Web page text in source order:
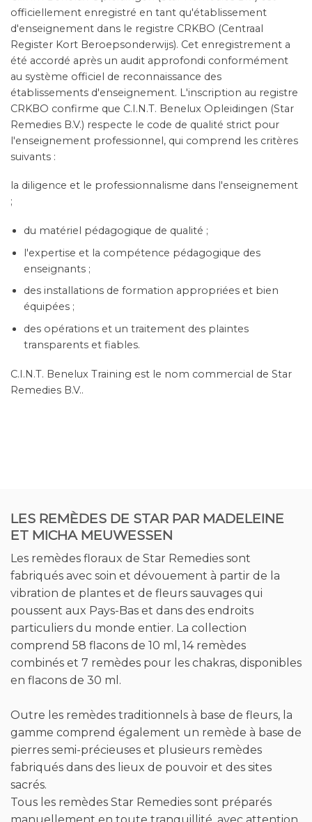
été accordé après un audit approfondi conformément
au système officiel de reconnaissance des
établissements d'enseignement. L'inscription au registre
CRKBO confirme que C.I.N.T. Benelux Opleidingen (Star
Remedies B.V.) respecte le code de qualité strict pour
l'enseignement professionnel, qui comprend les critères
suivants :
la diligence et le professionnalisme dans l'enseignement
;
des installations de formation appropriées et bien
équipées ;
des opérations et un traitement des plaintes
transparents et fiables.
Remedies B.V..
fabriqués avec soin et dévouement à partir de la
vibration de plantes et de fleurs sauvages qui
poussent aux Pays-Bas et dans des endroits
particuliers du monde entier. La collection
comprend 58 flacons de 10 ml, 14 remèdes
combinés et 7 remèdes pour les chakras, disponibles
en flacons de 30 ml.
Outre les remèdes traditionnels à base de fleurs, la
gamme comprend également un remède à base de
fabriqués dans des lieux de pouvoir et des sites
sacrés.
Tous les remèdes Star Remedies sont préparés
manuellement en toute tranquillité, avec attention
et avec une intention pure envers la fleur,
permettant aux plantes et aux pierres précieuses
de transférer leur énergie naturelle de manière